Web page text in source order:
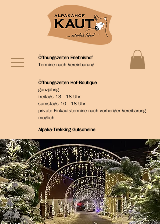
Öffnungszeiten Hof-Boutique
ganzjährig
freitags 13 - 18 Uhr
samstags 10 - 18 Uhr
private Einkaufstermine nach vorheriger Vereibarung
möglich
Öffnungszeiten Erlebnishof
Termine nach Vereinbarung
Alpaka-Trekking Gutscheine